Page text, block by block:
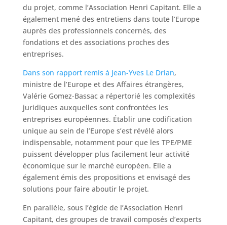
du projet, comme l’Association Henri Capitant. Elle a
également mené des entretiens dans toute l’Europe
auprès des professionnels concernés, des
fondations et des associations proches des
entreprises.
Dans son rapport remis à Jean-Yves Le Drian,
ministre de l’Europe et des Affaires étrangères,
Valérie Gomez-Bassac a répertorié les complexités
juridiques auxquelles sont confrontées les
entreprises européennes. Établir une codification
unique au sein de l’Europe s’est révélé alors
indispensable, notamment pour que les TPE/PME
puissent développer plus facilement leur activité
économique sur le marché européen. Elle a
également émis des propositions et envisagé des
solutions pour faire aboutir le projet.
En parallèle, sous l’égide de l’Association Henri
Capitant, des groupes de travail composés d’experts